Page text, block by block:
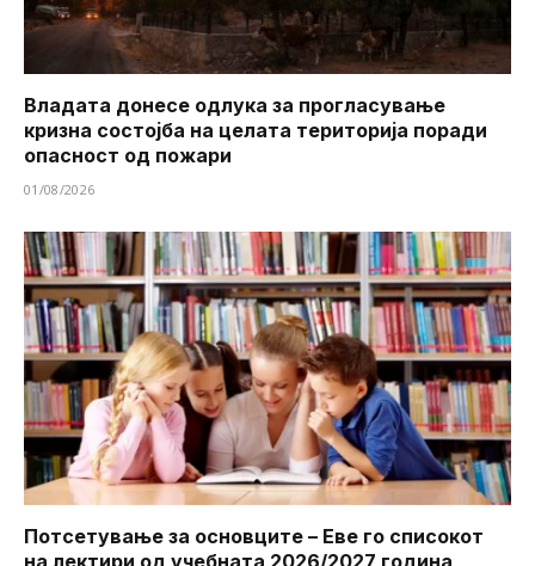
Владата донесе одлука за прогласување
кризна состојба на целата територија поради
опасност од пожари
01/08/2026
Потсетување за основците – Еве го списокот